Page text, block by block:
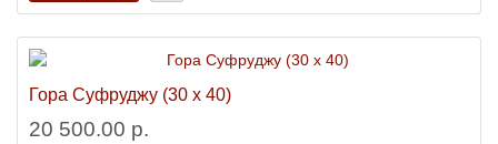
Гора Суфруджу (30 х 40)
20 500.00 р.